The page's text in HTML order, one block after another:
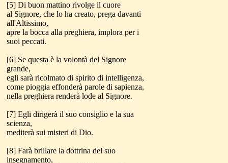
[5] Di buon mattino rivolge il cuore
al Signore, che lo ha creato, prega davanti
all'Altissimo,
apre la bocca alla preghiera, implora per i
suoi peccati.
[6] Se questa è la volontà del Signore
grande,
egli sarà ricolmato di spirito di intelligenza,
come pioggia effonderà parole di sapienza,
nella preghiera renderà lode al Signore.
[7] Egli dirigerà il suo consiglio e la sua
scienza,
mediterà sui misteri di Dio.
[8] Farà brillare la dottrina del suo
insegnamento,